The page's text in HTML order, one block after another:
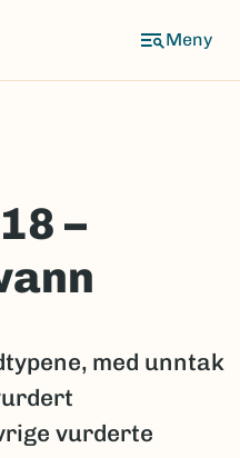
–
med unntak
vurderte